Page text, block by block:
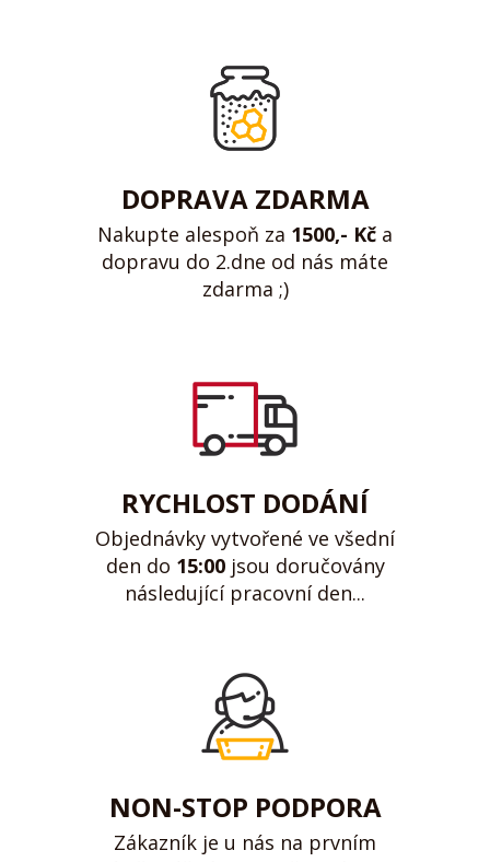
DOPRAVA ZDARMA
Nakupte alespoň za 1500,- Kč a
dopravu do 2.dne od nás máte
zdarma ;)
RYCHLOST DODÁNÍ
Objednávky vytvořené ve všední
den do 15:00jsou doručovány
následující pracovní den...
NON-STOP PODPORA
Zákazník je u nás na prvním